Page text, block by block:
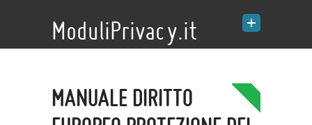
ModuliPrivacy.it
MANUALE DIRITTO